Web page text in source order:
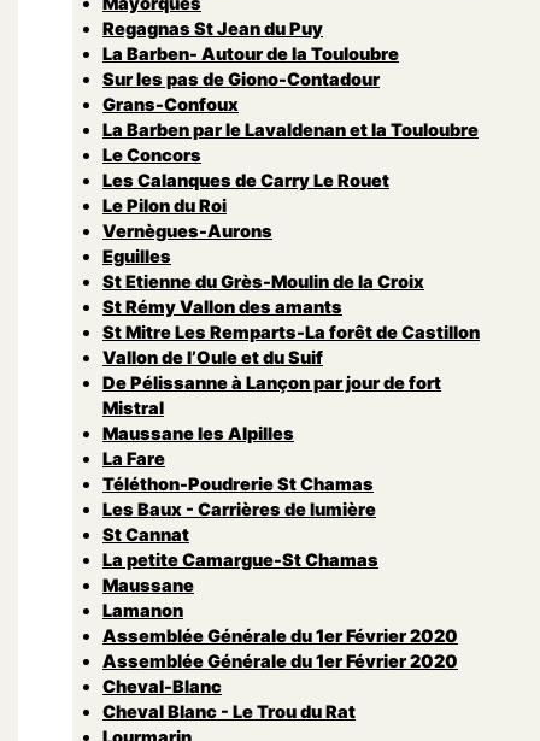
Regagnas St Jean du Puy
La Barben- Autour de la Touloubre
Sur les pas de Giono-Contadour
Grans-Confoux
La Barben par le Lavaldenan et la Touloubre
Le Concors
Les Calanques de Carry Le Rouet
Le Pilon du Roi
Vernègues-Aurons
Eguilles
St Etienne du Grès-Moulin de la Croix
St Rémy Vallon des amants
St Mitre Les Remparts-La forêt de Castillon
Vallon de l’Oule et du Suif
De Pélissanne à Lançon par jour de fort
Mistral
Maussane les Alpilles
La Fare
Téléthon-Poudrerie St Chamas
Les Baux - Carrières de lumière
St Cannat
La petite Camargue-St Chamas
Maussane
Lamanon
Assemblée Générale du 1er Février 2020
Assemblée Générale du 1er Février 2020
Cheval-Blanc
Cheval Blanc - Le Trou du Rat
Lourmarin